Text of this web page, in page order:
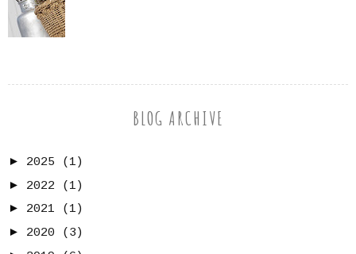
BLOG ARCHIVE
► 2025
(1)
► 2022
(1)
► 2021
(1)
► 2020
(3)